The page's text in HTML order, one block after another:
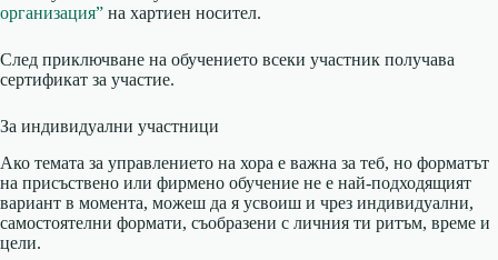
организация” на хартиен носител.
След приключване на обучението всеки участник получава
сертификат за участие.
За индивидуални участници
Ако темата за управлението на хора е важна за теб, но форматът
на присъствено или фирмено обучение не е най-подходящият
вариант в момента, можеш да я усвоиш и чрез индивидуални,
самостоятелни формати, съобразени с личния ти ритъм, време и
цели.